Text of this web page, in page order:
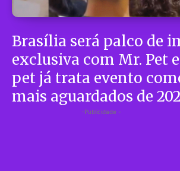
Brasília será palco de
exclusiva com Mr. Pet
pet já trata evento
mais aguardados de
-Publicidade -